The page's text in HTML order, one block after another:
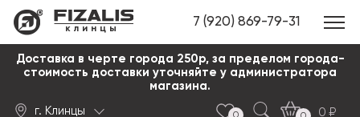
клинцы 7 (920) 869-79-31
Доставка в черте города 250р, за пределом города-
стоимость доставки уточняйте у администратора
магазина.
г. Клинцы 0
0